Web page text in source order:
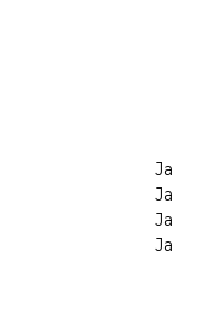
Ja
Ja
Ja
Ja